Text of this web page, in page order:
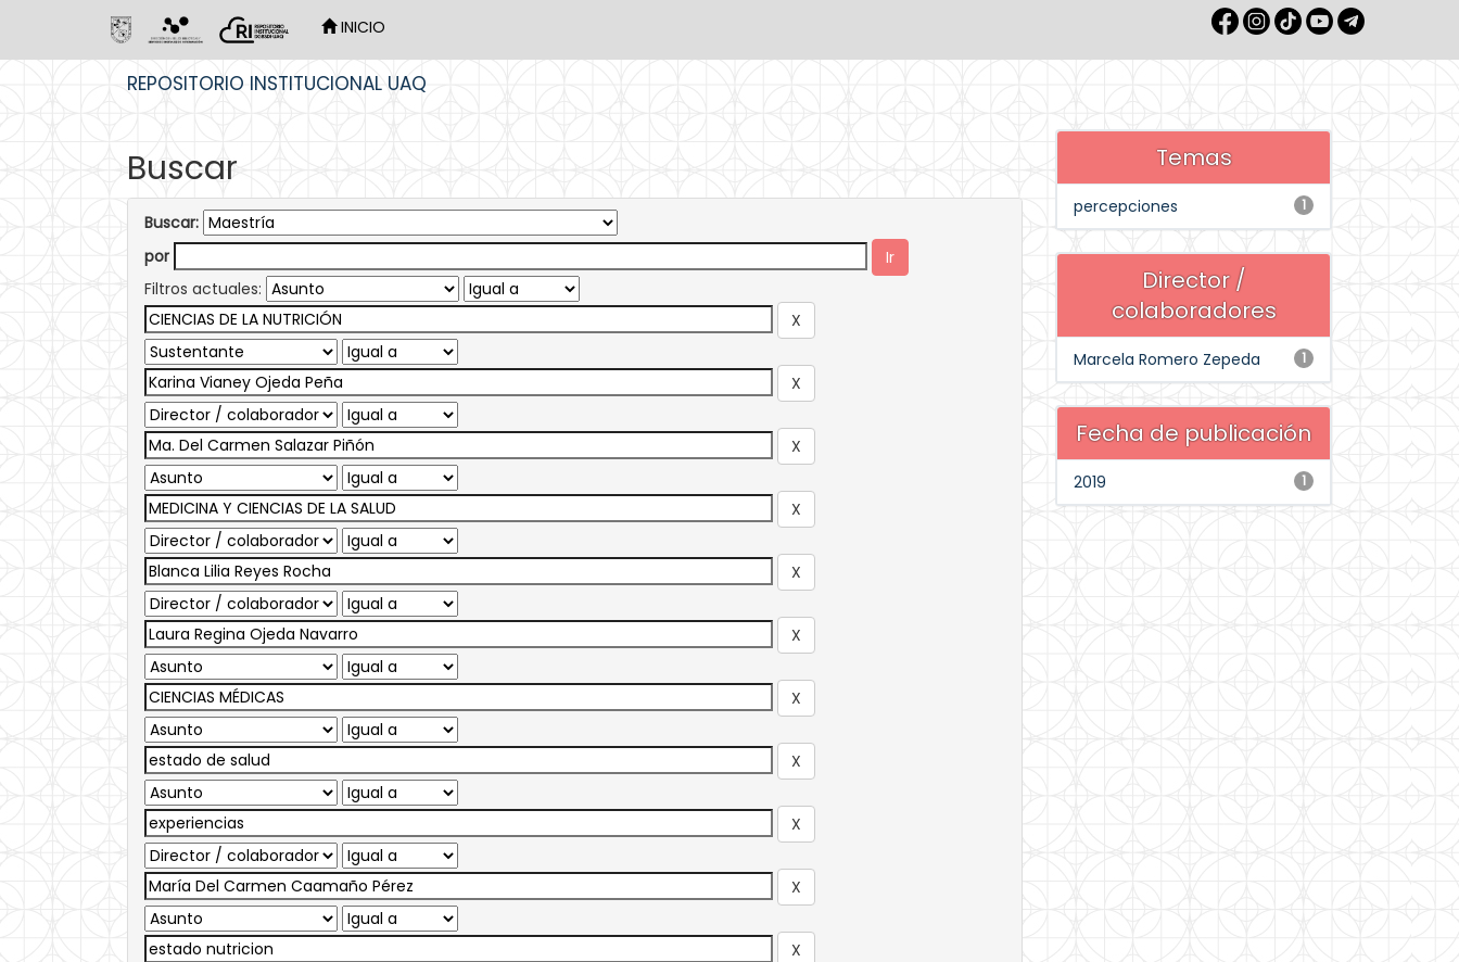
INICIO
REPOSITORIO INSTITUCIONAL UAQ
Buscar
Buscar:
por
Filtros actuales:
Temas
1
percepciones
Director /
colaboradores
1
Marcela Romero Zepeda
Fecha de publicación
1
2019